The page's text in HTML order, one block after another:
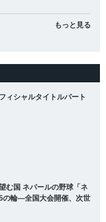
もっと見る
ィシャルタイトルパート
む国 ネパールの野球「ネ
の輪―全国大会開催、次世